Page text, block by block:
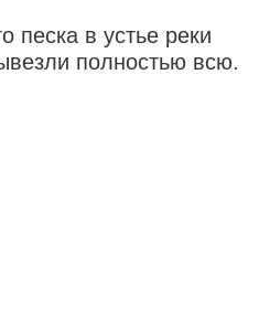
песка в устье реки
полностью всю.